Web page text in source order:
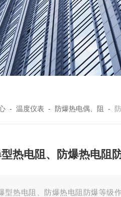
-温度仪表 - 防爆热电偶、阻 -
型热电阻、防爆热电阻
型热电阻、防爆热电阻防爆等级